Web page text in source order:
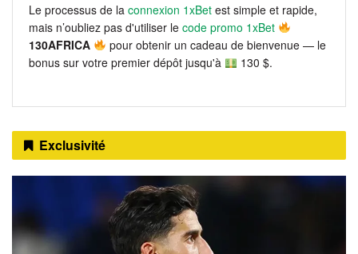
Le processus de la connexion 1xBet est simple et rapide,
mais n’oubliez pas d'utiliser le code promo 1xBet
130AFRICA
pour obtenir un cadeau de bienvenue — le
bonus sur votre premier dépôt jusqu'à
130 $.
Exclusivité